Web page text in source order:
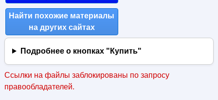
Найти похожие материалы
на других сайтах
Подробнее о кнопках "Купить"
Ссылки на файлы заблокированы по запросу
правообладателей.